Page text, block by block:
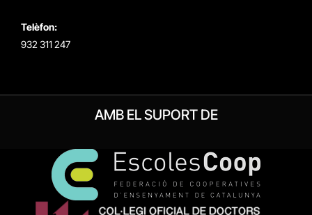
Telèfon:
932 311 247
AMB EL SUPORT DE